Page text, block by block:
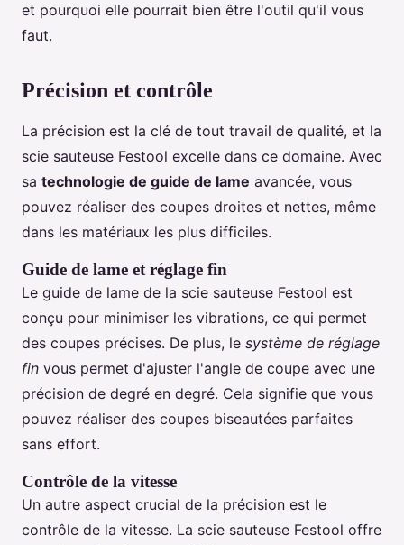
et pourquoi elle pourrait bien être l'outil qu'il vous
faut.
Précision et contrôle
La précision est la clé de tout travail de qualité, et la
scie sauteuse Festool excelle dans ce domaine. Avec
sa technologie de guide de lame avancée, vous
pouvez réaliser des coupes droites et nettes, même
dans les matériaux les plus difficiles.
Guide de lame et réglage fin
Le guide de lame de la scie sauteuse Festool est
conçu pour minimiser les vibrations, ce qui permet
des coupes précises. De plus, le système de réglage
fin vous permet d'ajuster l'angle de coupe avec une
précision de degré en degré. Cela signifie que vous
pouvez réaliser des coupes biseautées parfaites
sans effort.
Contrôle de la vitesse
Un autre aspect crucial de la précision est le
contrôle de la vitesse. La scie sauteuse Festool offre